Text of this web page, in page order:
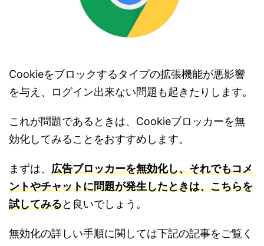
Cookieをブロックするタイプの拡張機能が悪影響
を与え、ログイン出来ない問題も起きたりします。
これが問題であるときは、Cookieブロッカーを無
効化してみることをおすすめします。
まずは、 広告ブロッカーを無効化し、それでもコメ
ントやチャットに問題が発生したときは、こちらを
試してみると良いでしょう。
無効化の詳しい手順に関しては下記の記事をご覧く